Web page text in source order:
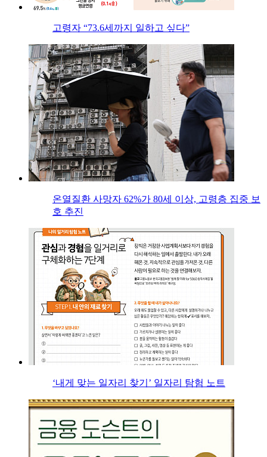
고령자 “73.6세까지 일하고 싶다”
온열질환 사망자 62%가 80세 이상, 고령층 집중 보
호 추진
‘내게 맞는 일자리 찾기’ 일자리 탐험 노트